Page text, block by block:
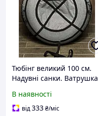
Тюбінг великий 100 см.
Надувні санки. Ватрушка
Тюбінг для катання на
гірці.
В наявності
від333₴/міс